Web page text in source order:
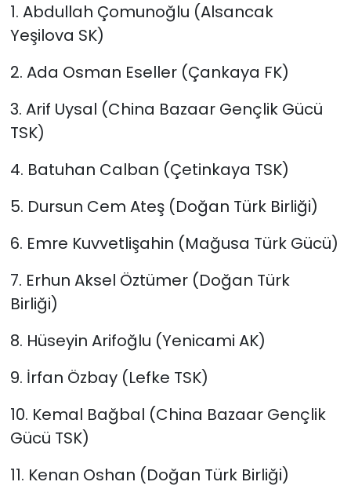
1. Abdullah Çomunoğlu (Alsancak
Yeşilova SK)
2. Ada Osman Eseller (Çankaya FK)
3. Arif Uysal (China Bazaar Gençlik Gücü
TSK)
4. Batuhan Calban (Çetinkaya TSK)
5. Dursun Cem Ateş (Doğan Türk Birliği)
6. Emre Kuvvetlişahin (Mağusa Türk Gücü)
7. Erhun Aksel Öztümer (Doğan Türk
Birliği)
8. Hüseyin Arifoğlu (Yenicami AK)
9. İrfan Özbay (Lefke TSK)
10. Kemal Bağbal (China Bazaar Gençlik
Gücü TSK)
11. Kenan Oshan (Doğan Türk Birliği)
Video Galeri